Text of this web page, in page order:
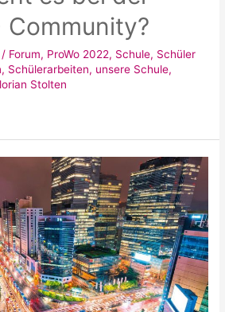
Community?
/ Forum, ProWo 2022, Schule, Schüler
, Schülerarbeiten, unsere Schule,
Stolten